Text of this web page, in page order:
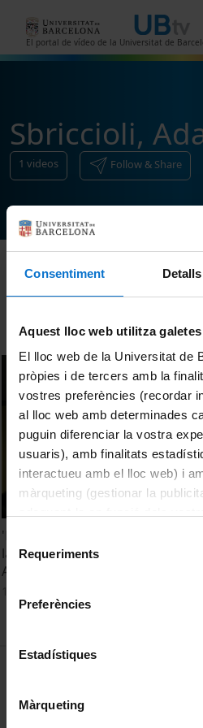
Consentiment Detalls
Aquest lloc web utilitza galetes
El lloc web de la Universitat de
pròpies i de tercers amb la
vostres preferències (recordar
al lloc web amb determinades
puguin diferenciar la vostra
usuaris), amb finalitats
interactueu amb el lloc web) i
màrqueting (gestionar la
consultar laPolítica de galetes
de
consentiment
Requeriments
Preferències
Estadístiques
Màrqueting
El portal de vídeo de la Universitat de
Sbriccioli,
1 videos Follow & Share
'De l'arxiu a l'exposició:
la investigació en art
Arola Valls, Ana Isabel Caijano i